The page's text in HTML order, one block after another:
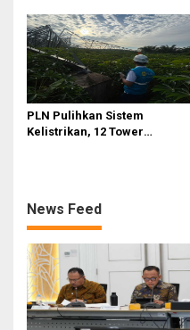
PLN Pulihkan Sistem
Kelistrikan, 12 Tower
News Feed